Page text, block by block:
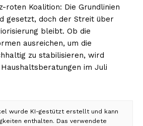
roten Koalition: Die Grundlinien
gesetzt, doch der Streit über
bleibt. Ob die
ausreichen, um die
zu stabilisieren, wird
im Juli
wurde KI-gestützt erstellt und kann
enthalten. Das verwendete